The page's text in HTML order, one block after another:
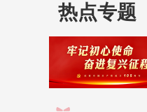
热点专题